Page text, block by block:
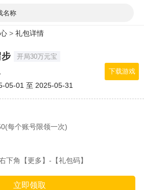
名称
> 礼包详情
开局30万元宝
05-01 至 2025-05-31
下载游戏
每个账号限领一次)
下角【更多】-【礼包码】
立即领取